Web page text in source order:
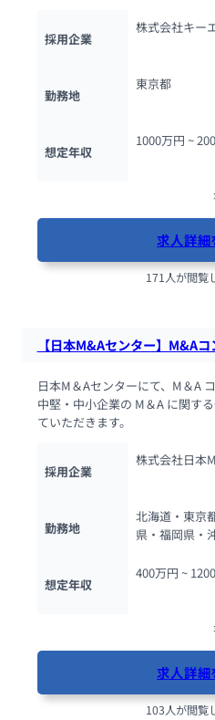
採用企業
株式会社キー
勤務地
東京都
想定年収
1000万円 ~
求人詳細
171人が閲覧
【日本M&Aセンター】M&A
日本M＆Aセンターにて、M＆A
中堅・中小企業の M＆A に関す
ていただきます。
採用企業
株式会社日本
勤務地
北海道・東京
県・福岡県・
想定年収
400万円 ~
求人詳細
103人が閲覧